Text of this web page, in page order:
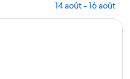
14 août - 16 août